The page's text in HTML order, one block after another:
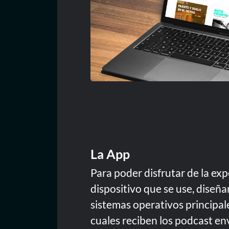
La App
Para poder disfrutar de la
dispositivo que se use,
sistemas operativos
cuales reciben los podcast